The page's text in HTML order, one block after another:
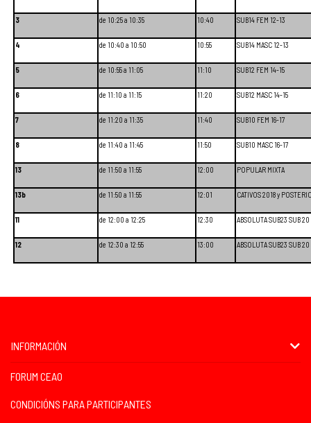
3 de 10:25 a 10:35 10:40 SUB14 FEM 12-13
4 de 10:40 a 10:50 10:55 SUB14 MASC 12-13
5 de 10:55 a 11:05 11:10 SUB12 FEM 14-15
6 de 11:10 a 11:15 11:20 SUB12 MASC 14-15
7 de 11:20 a 11:35 11:40 SUB10 FEM 16-17
8 de 11:40 a 11:45 11:50 SUB10 MASC 16-17
13 de 11:50 a 11:55 12:00 POPULAR MIXTA
13b de 11:50 a 11:55 12:01 CATIVOS 2018 y
11 de 12:00 a 12:25 12:30 ABSOLUTA SUB23 SUB 20
12 de 12:30 a 12:55 13:00 ABSOLUTA SUB23 SUB 20
INFORMACIÓN
FORUM CEAO
CONDICIÓNS PARA PARTICIPANTES